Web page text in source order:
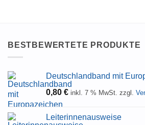
BESTBEWERTETE PRODUKTE
Deutschlandband mit
0,80 € inkl. 7 % MwSt. zzgl.
Leiterinnenausweise